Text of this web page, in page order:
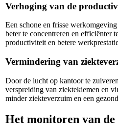
Verhoging van de
Een schone en frisse
beter te concentreren en efficiënter
productiviteit en betere
Vermindering van
Door de lucht op kantoor te
verspreiding van ziektekiemen en
minder ziekteverzuim en een
Het monitoren van